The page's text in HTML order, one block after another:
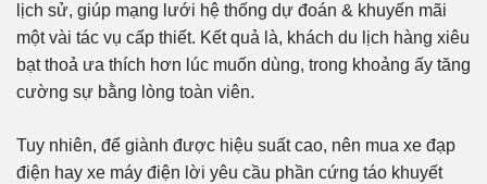
lịch sử, giúp mạng lưới hệ thống dự đoán & khuyến mãi
một vài tác vụ cấp thiết. Kết quả là, khách du lịch hàng xiêu
bạt thoả ưa thích hơn lúc muốn dùng, trong khoảng ấy tăng
cường sự bằng lòng toàn viên.
Tuy nhiên, để giành được hiệu suất cao, nên mua xe đạp
điện hay xe máy điện lời yêu cầu phần cứng táo khuyết